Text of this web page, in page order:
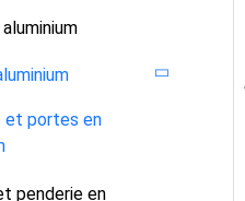
et portes en
penderie en